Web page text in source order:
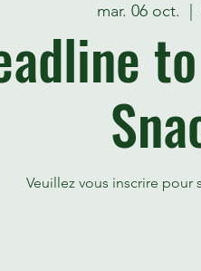
mar. 06 oct.
Veuillez vous inscrire